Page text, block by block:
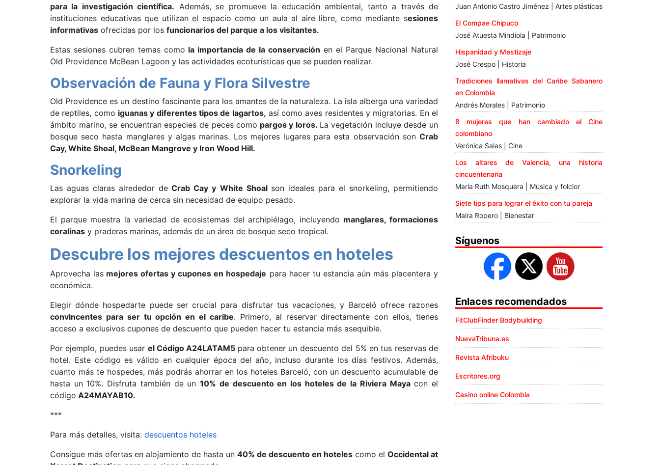
para la investigación científica. Además, se promueve la educación ambiental, tanto a través de
instituciones educativas que utilizan el espacio como un aula al aire libre, como mediante sesiones
informativas ofrecidas por los funcionarios del parque a los visitantes.
Estas sesiones cubren temas como la importancia de la conservación en el Parque Nacional Natural
Old Providence McBean Lagoon y las actividades ecoturísticas que se pueden realizar.
Observación de Fauna y Flora Silvestre
Old Providence es un destino fascinante para los amantes de la naturaleza. La isla alberga una variedad
de reptiles, como iguanas y diferentes tipos de lagartos, así como aves residentes y migratorias. En el
ámbito marino, se encuentran especies de peces como pargos y loros. La vegetación incluye desde un
bosque seco hasta manglares y algas marinas. Los mejores lugares para esta observación son Crab
Cay, White Shoal, McBean Mangrove y Iron Wood Hill.
Snorkeling
Las aguas claras alrededor de Crab Cay y White Shoal son ideales para el snorkeling, permitiendo
explorar la vida marina de cerca sin necesidad de equipo pesado.
El parque muestra la variedad de ecosistemas del archipiélago, incluyendo manglares, formaciones
coralinas y praderas marinas, además de un área de bosque seco tropical.
Descubre los mejores descuentos en hoteles
Aprovecha las mejores ofertas y cupones en hospedaje para hacer tu estancia aún más placentera y
económica.
Elegir dónde hospedarte puede ser crucial para disfrutar tus vacaciones, y Barceló ofrece razones
convincentes para ser tu opción en el caribe. Primero, al reservar directamente con ellos, tienes
acceso a exclusivos cupones de descuento que pueden hacer tu estancia más asequible.
Por ejemplo, puedes usar el Código A24LATAM5 para obtener un descuento del 5% en tus reservas de
hotel. Este código es válido en cualquier época del año, incluso durante los días festivos. Además,
cuanto más te hospedes, más podrás ahorrar en los hoteles Barceló, con un descuento acumulable de
hasta un 10%. Disfruta también de un10% de descuento en los hoteles de la Riviera Mayacon el
código A24MAYAB10.
***
Para más detalles, visita: descuentos hoteles
Consigue más ofertas en alojamiento de hasta un 40% de descuento en hotelescomo el Occidental at
Juan Antonio Castro Jiménez | Artes plásticas
El Compae Chipuco
José Atuesta Mindiola | Patrimonio
Hispanidad y Mestizaje
José Crespo | Historia
Tradiciones llamativas del Caribe Sabanero
en Colombia
Andrés Morales | Patrimonio
8 mujeres que han cambiado el Cine
colombiano
Verónica Salas | Cine
Los altares de Valencia, una historia
cincuentenaria
María Ruth Mosquera | Música y folclor
Siete tips para lograr el éxito con tu pareja
Maira Ropero | Bienestar
Síguenos
Enlaces recomendados
FitClubFinder Bodybuilding
NuevaTribuna.es
Revista Afribuku
Escritores.org
Casino online Colombia